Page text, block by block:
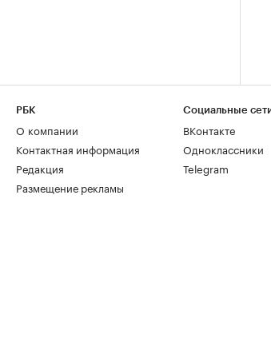
РБК
О компании
Контактная информация
Редакция
Размещение рекламы
Социальные
ВКонтакте
Одноклассники
Telegram